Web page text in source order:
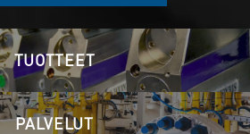
TUOTTEET
PALVELUT